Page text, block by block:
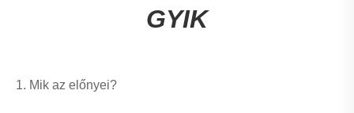
GYIK
1. Mik az előnyei?